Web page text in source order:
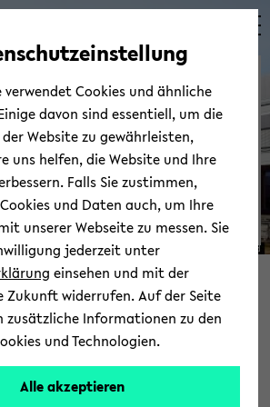
Automatische
vermeiden
zum
wechseln
zum
wechseln
zum
wechseln
und Trans­fer
rech­te
© Uni­ver­si­tät Bie­le­feld
und Schutz­
verwendet Cookies und ähnliche
davon sind essentiell, um die
Website zu gewährleisten,
uns helfen, die Website und Ihre
Falls Sie zustimmen,
und Daten auch, um Ihre
unserer Webseite zu messen. Sie
jederzeit unter
einsehen und mit der
Zukunft widerrufen. Auf der Seite
zusätzliche Informationen zu den
und Technologien.
Alle akzeptieren